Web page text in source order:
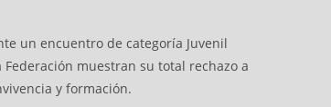
un encuentro de categoría Juvenil
muestran su total rechazo a
y formación.